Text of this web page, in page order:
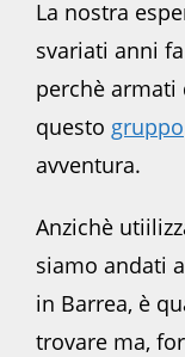
La nostra
svariati anni
perchè armati
questo gruppo
avventura.
Anzichè
siamo andati
in Barrea, è
trovare ma,